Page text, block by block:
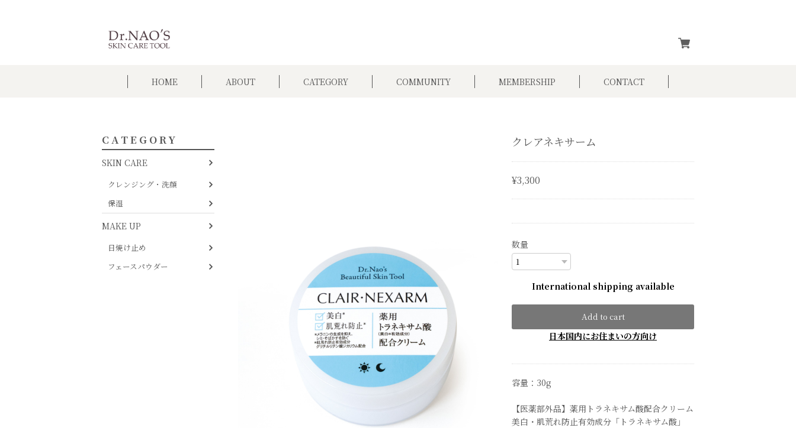
HOME ABOUT CATEGORY COMMUNITY MEMBERSHIP CONTACT
CATEGORY
SKIN CARE
クレンジング・洗顔
保湿
MAKE UP
日焼け止め
フェースパウダー
クレアネキサーム
¥3,300
数量
International shipping available
Add to cart
日本国内にお住まいの方向け
容量：30g
【医薬部外品】薬用トラネキサム酸配合クリーム
美白・肌荒れ防止有効成分「トラネキサム酸」